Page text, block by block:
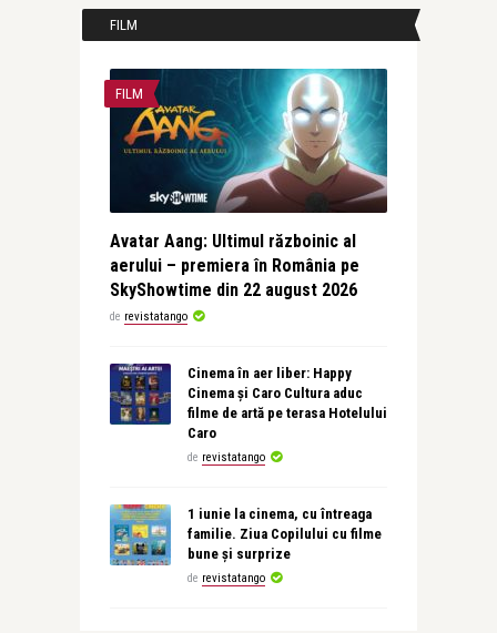
FILM
FILM
Avatar Aang: Ultimul războinic al
aerului – premiera în România pe
SkyShowtime din 22 august 2026
de revistatango
Cinema în aer liber: Happy
Cinema și Caro Cultura aduc
filme de artă pe terasa Hotelului
Caro
de revistatango
1 iunie la cinema, cu întreaga
familie. Ziua Copilului cu filme
bune și surprize
de revistatango